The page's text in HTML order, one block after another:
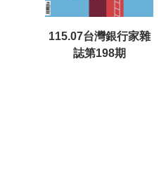
115.07台灣銀行家雜
誌第198期